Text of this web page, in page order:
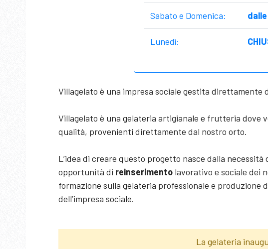
Sabato e Domenica:
Lunedì:
Villagelato è una impresa sociale gestita direttamente
Villagelato è una gelateria artigianale e frutteria dove
qualità, provenienti direttamente dal nostro orto.
L’idea di creare questo progetto nasce dalla
opportunità di reinserimento lavorativo e sociale dei
formazione sulla gelateria professionale e produzione
dell’impresa sociale.
La gelateria